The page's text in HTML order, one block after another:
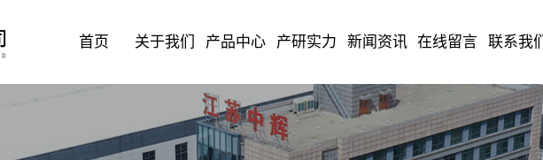
首页 关于我们 产品中心 产研实力 新闻资讯 在线留言 联系我们